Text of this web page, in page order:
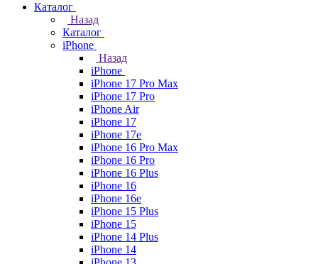
Каталог
Назад
Каталог
iPhone
Назад
iPhone
iPhone 17 Pro Max
iPhone 17 Pro
iPhone Air
iPhone 17
iPhone 17e
iPhone 16 Pro Max
iPhone 16 Pro
iPhone 16 Plus
iPhone 16
iPhone 16e
iPhone 15 Plus
iPhone 15
iPhone 14 Plus
iPhone 14